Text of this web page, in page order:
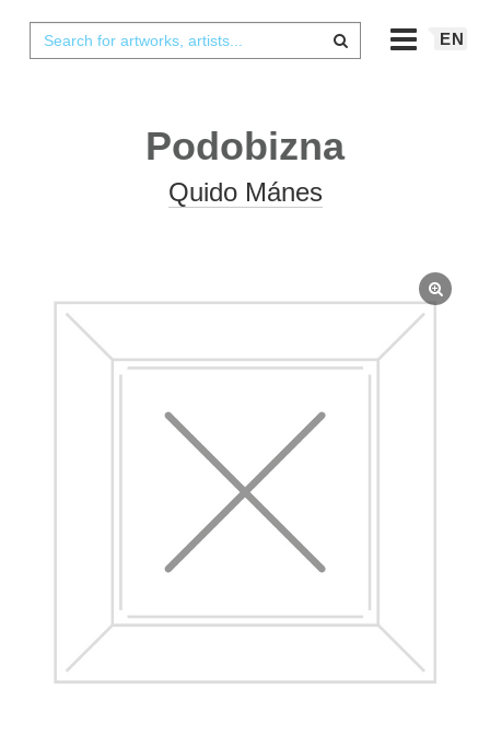
EN
Podobizna
Quido Mánes